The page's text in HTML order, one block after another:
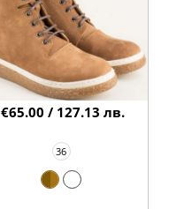
36
€65.00 / 127.13 лв.